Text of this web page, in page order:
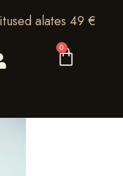
alates 49 €
0